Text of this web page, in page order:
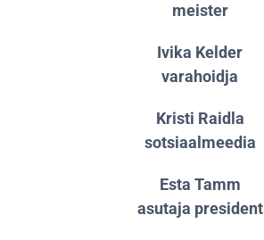
meister
Ivika Kelder
varahoidja
Kristi Raidla
sotsiaalmeedia
Esta Tamm
asutaja president